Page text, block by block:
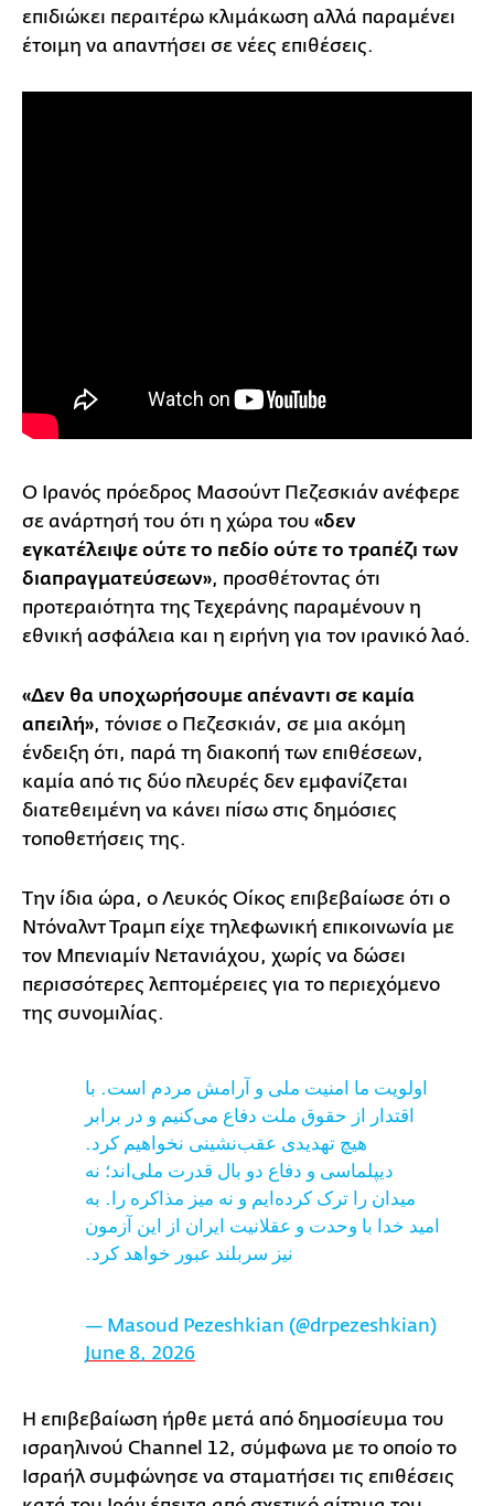
επιδιώκει περαιτέρω κλιμάκωση αλλά παραμένει
έτοιμη να απαντήσει σε νέες επιθέσεις.
Ο Ιρανός πρόεδρος Μασούντ Πεζεσκιάν ανέφερε
σε ανάρτησή του ότι η χώρα του «δεν
εγκατέλειψε ούτε το πεδίο ούτε το τραπέζι των
διαπραγματεύσεων», προσθέτοντας ότι
προτεραιότητα της Τεχεράνης παραμένουν η
εθνική ασφάλεια και η ειρήνη για τον ιρανικό λαό.
«Δεν θα υποχωρήσουμε απέναντι σε καμία
απειλή», τόνισε ο Πεζεσκιάν, σε μια ακόμη
ένδειξη ότι, παρά τη διακοπή των επιθέσεων,
καμία από τις δύο πλευρές δεν εμφανίζεται
διατεθειμένη να κάνει πίσω στις δημόσιες
τοποθετήσεις της.
Την ίδια ώρα, ο Λευκός Οίκος επιβεβαίωσε ότι ο
Ντόναλντ Τραμπ είχε τηλεφωνική επικοινωνία με
τον Μπενιαμίν Νετανιάχου, χωρίς να δώσει
περισσότερες λεπτομέρειες για το περιεχόμενο
της συνομιλίας.
اولویت ما امنیت ملی و آرامش مردم است. با
اقتدار از حقوق ملت دفاع می‌کنیم و در برابر
هیچ تهدیدی عقب‌نشینی نخواهیم کرد.
دیپلماسی و دفاع دو بال قدرت ملی‌اند؛ نه
میدان را ترک کرده‌ایم و نه میز مذاکره را. به
امید خدا با وحدت و عقلانیت ایران از این آزمون
نیز سربلند عبور خواهد کرد.
— Masoud Pezeshkian (@drpezeshkian)
June 8, 2026
Η επιβεβαίωση ήρθε μετά από δημοσίευμα του
ισραηλινού Channel 12, σύμφωνα με το οποίο το
Ισραήλ συμφώνησε να σταματήσει τις επιθέσεις